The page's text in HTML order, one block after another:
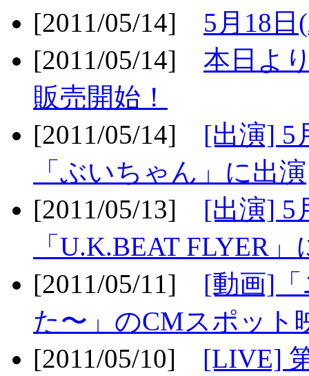
[2011/05/14] 5月18
[2011/05/14] 本日よ
販売開始！
[2011/05/14] [出演] 5
「ぶいちゃん」に出演
[2011/05/13] [出演] 5
「U.K.BEAT FLYER
[2011/05/11] [動画]
た〜」のCMスポット
[2011/05/10] [LIVE]